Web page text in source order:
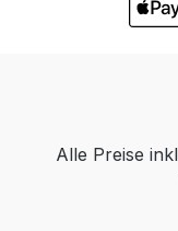
Alle Preise